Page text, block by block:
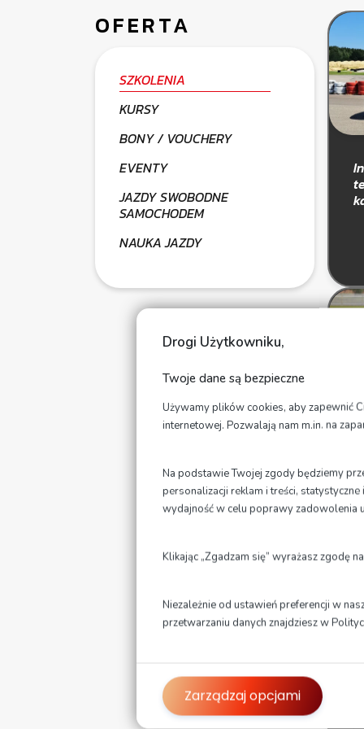
Drogi Użytkowniku,
Twoje dane są bezpieczne
Używamy plików cookies, aby zapewnić
internetowej. Pozwalają nam m.in. na
Na podstawie Twojej zgody będziemy
personalizacji reklam i treści,
wydajność w celu poprawy zadowolenia
Klikając „Zgadzam się” wyrażasz zgodę
Niezależnie od ustawień preferencji w
przetwarzaniu danych znajdziesz w
Zarządzaj opcjami
OFERTA
SZKOLENIA
KURSY
BONY / VOUCHERY
EVENTY
JAZDY SWOBODNE
SAMOCHODEM
NAUKA JAZDY